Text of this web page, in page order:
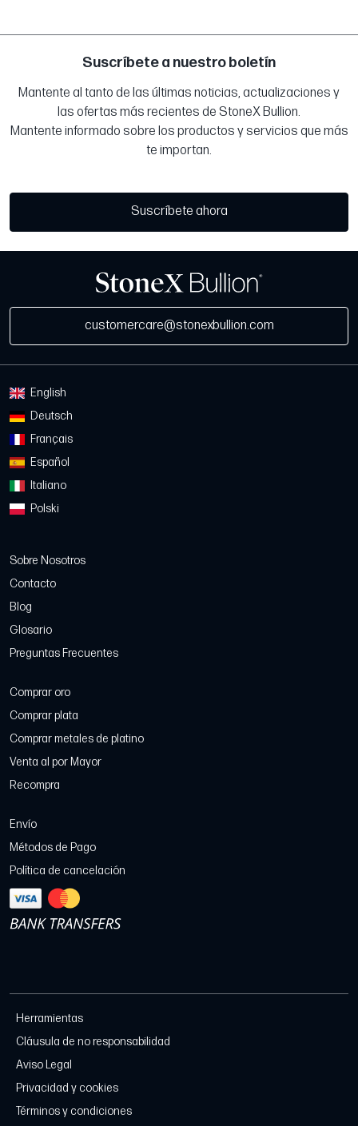
Suscríbete a nuestro boletín
Mantente al tanto de las últimas noticias, actualizaciones y
las ofertas más recientes de StoneX Bullion.
Mantente informado sobre los productos y servicios que más
te importan.
Suscríbete ahora
customercare@stonexbullion.com
English
Deutsch
Français
Español
Italiano
Polski
Sobre Nosotros
Contacto
Blog
Glosario
Preguntas Frecuentes
Comprar oro
Comprar plata
Comprar metales de platino
Venta al por Mayor
Recompra
Envío
Métodos de Pago
Política de cancelación
Herramientas
Cláusula de no responsabilidad
Aviso Legal
Privacidad y cookies
Términos y condiciones